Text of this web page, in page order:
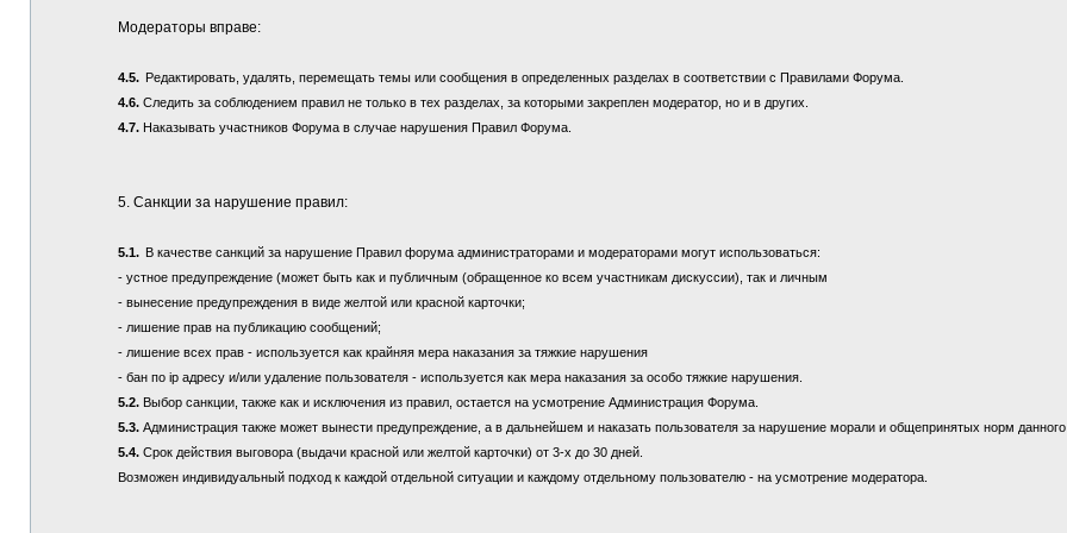
Модераторы вправе:
4.5. Редактировать, удалять, перемещать темы или сообщения в определенных разделах в соответствии с Правилами Форума.
4.6.Следить за соблюдением правил не только в тех разделах, за которыми закреплен модератор, но и в других.
4.7.Наказывать участников Форума в случае нарушения Правил Форума.
5. Санкции за нарушение правил:
5.1. В качестве санкций за нарушение Правил форума администраторами и модераторами могут использоваться:
- устное предупреждение (может быть как и публичным (обращенное ко всем участникам дискуссии), так и личным
- вынесение предупреждения в виде желтой или красной карточки;
- лишение прав на публикацию сообщений;
- лишение всех прав - используется как крайняя мера наказания за тяжкие нарушения
- бан по ip адресу и/или удаление пользователя - используется как мера наказания за особо тяжкие нарушения.
5.2.Выбор санкции, также как и исключения из правил, остается на усмотрение Администрация Форума.
5.3.Администрация также может вынести предупреждение, а в дальнейшем и наказать пользователя за нарушение морали и общепринятых норм
5.4.Срок действия выговора (выдачи красной или желтой карточки) от 3-х до 30 дней.
Возможен индивидуальный подход к каждой отдельной ситуации и каждому отдельному пользователю - на усмотрение модератора.